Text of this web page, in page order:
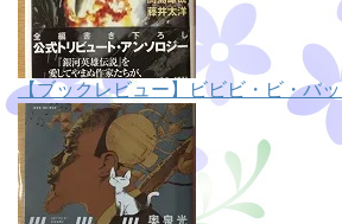
【ブックレビュー】ビビビ・ビ・バ